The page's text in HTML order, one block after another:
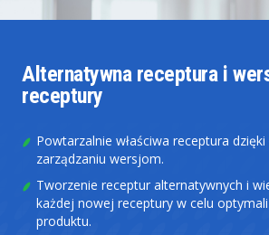
Alternatywna receptura i
receptury
Powtarzalnie właściwa receptura
zarządzaniu wersjom.
Tworzenie receptur alternatywnych i
każdej nowej receptury w celu
produktu.